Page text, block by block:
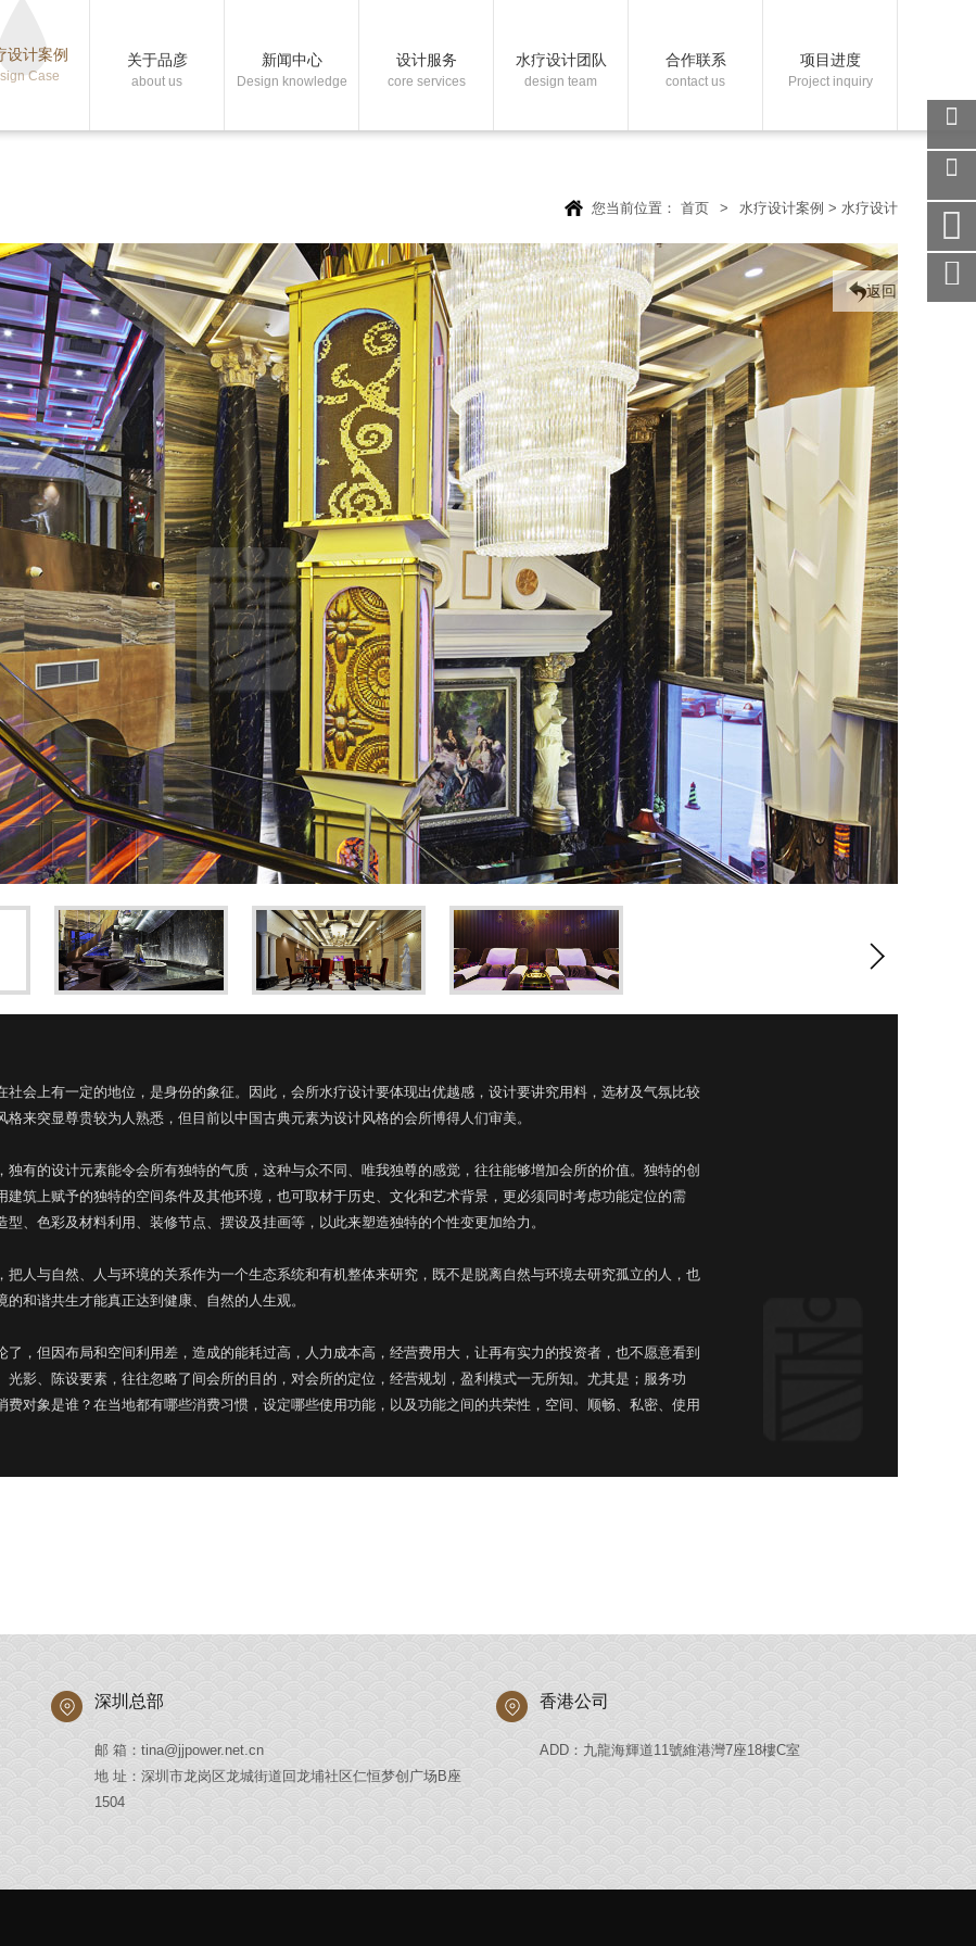
设计案例
Case
关于品彦
about us
新闻中心
Design knowledge
设计服务
core services
水疗设计团队
design team
合作联系
contact us
项目进度
Project inquiry
您当前位置： 首页 > 水疗设计案例 > 水疗设计
返回
会上有一定的地位，是身份的象征。因此，会所水疗设计要体现出优越感，设计要讲究用料，选材及气氛比较
来突显尊贵较为人熟悉，但目前以中国古典元素为设计风格的会所博得人们审美。
有的设计元素能令会所有独特的气质，这种与众不同、唯我独尊的感觉，往往能够增加会所的价值。独特的创
筑上赋予的独特的空间条件及其他环境，也可取材于历史、文化和艺术背景，更必须同时考虑功能定位的需
、色彩及材料利用、装修节点、摆设及挂画等，以此来塑造独特的个性变更加给力。
人与自然、人与环境的关系作为一个生态系统和有机整体来研究，既不是脱离自然与环境去研究孤立的人，也
和谐共生才能真正达到健康、自然的人生观。
，但因布局和空间利用差，造成的能耗过高，人力成本高，经营费用大，让再有实力的投资者，也不愿意看到
影、陈设要素，往往忽略了间会所的目的，对会所的定位，经营规划，盈利模式一无所知。尤其是；服务功
对象是谁？在当地都有哪些消费习惯，设定哪些使用功能，以及功能之间的共荣性，空间、顺畅、私密、使用
深圳总部
邮 箱：tina@jjpower.net.cn
地 址：深圳市龙岗区龙城街道回龙埔社区仁恒梦创广场B座
1504
香港公司
ADD：九龍海輝道11號維港灣7座18樓C室
关注
微信
在线
手机
访问